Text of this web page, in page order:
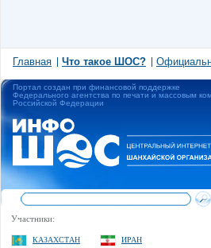
Главная Что такое ШОС?
Портал создан при финансовой поддержке
Федерального агентства по печати и массовым
Российской Федерации
Участники:
КАЗАХСТАН
ИРАН